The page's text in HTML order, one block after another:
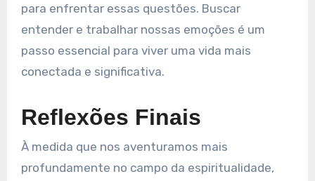
para enfrentar essas questões. Buscar
entender e trabalhar nossas emoções é um
passo essencial para viver uma vida mais
conectada e significativa.
Reflexões Finais
À medida que nos aventuramos mais
profundamente no campo da espiritualidade,